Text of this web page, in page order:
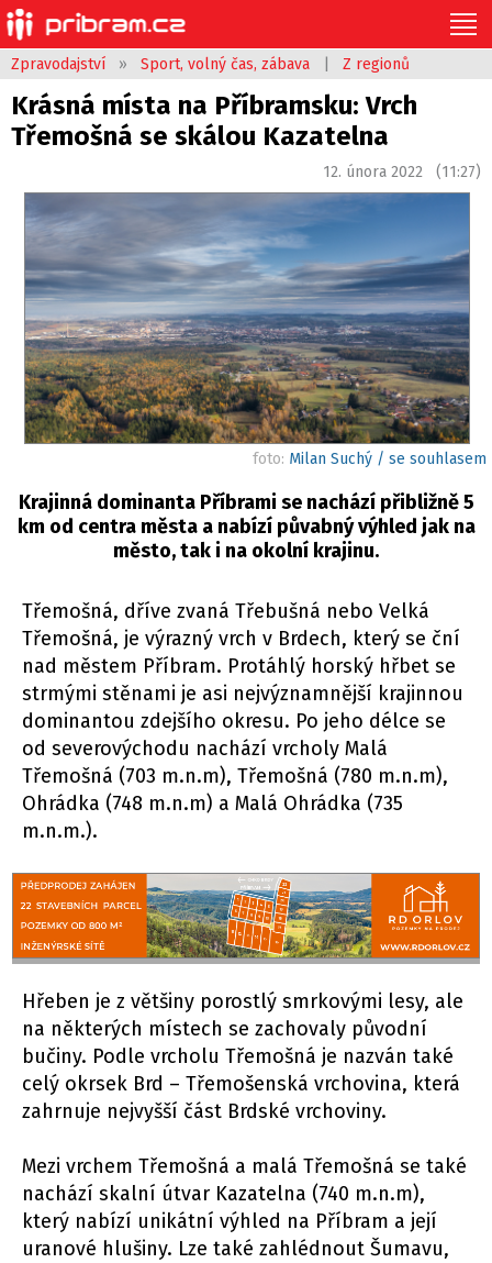
Zpravodajství » Sport, volný čas, zábava Z regionů
Krásná místa na Příbramsku: Vrch
Třemošná se skálou Kazatelna
12. února 2022 (11:27)
foto: Milan Suchý / se souhlasem
Krajinná dominanta Příbrami se nachází přibližně 5
km od centra města a nabízí půvabný výhled jak na
město, tak i na okolní krajinu.
Třemošná, dříve zvaná Třebušná nebo Velká
Třemošná, je výrazný vrch v Brdech, který se ční
nad městem Příbram. Protáhlý horský hřbet se
strmými stěnami je asi nejvýznamnější krajinnou
dominantou zdejšího okresu. Po jeho délce se
od severovýchodu nachází vrcholy Malá
Třemošná (703 m.n.m), Třemošná (780 m.n.m),
Ohrádka (748 m.n.m) a Malá Ohrádka (735
m.n.m.).
Hřeben je z většiny porostlý smrkovými lesy, ale
na některých místech se zachovaly původní
bučiny. Podle vrcholu Třemošná je nazván také
celý okrsek Brd – Třemošenská vrchovina, která
zahrnuje nejvyšší část Brdské vrchoviny.
Mezi vrchem Třemošná a malá Třemošná se také
nachází skalní útvar Kazatelna (740 m.n.m),
který nabízí unikátní výhled na Příbram a její
uranové hlušiny. Lze také zahlédnout Šumavu,